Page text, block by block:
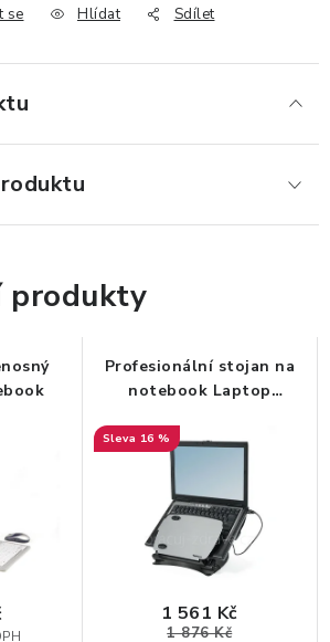
A ZÁPĚSTÍ
NA KLÁVESNICI
A TV
se Hlídat Sdílet
produkty
Profesionální stojan na
notebook Laptop
16 %
1 561 Kč
1 876 Kč